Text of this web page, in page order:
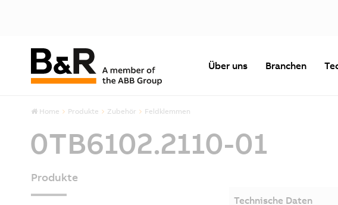
Über uns Branchen
Home Produkte Zubehör Feldklemmen
0TB6102.2110-01
Technische Daten
Produkte